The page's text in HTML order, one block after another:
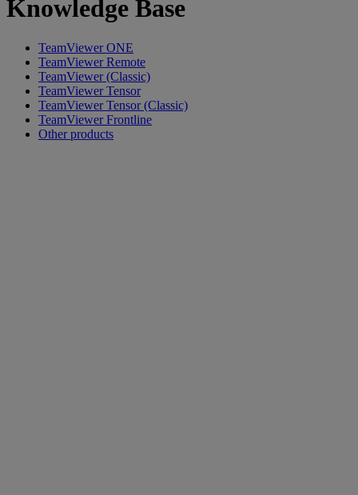
Knowledge Base
TeamViewer ONE
TeamViewer Remote
TeamViewer (Classic)
TeamViewer Tensor
TeamViewer Tensor (Classic)
TeamViewer Frontline
Other products